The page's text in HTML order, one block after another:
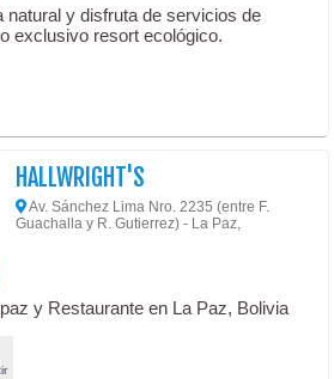
natural y disfruta de servicios de
exclusivo resort ecológico.
HALLWRIGHT'S
Av. Sánchez Lima Nro. 2235 (entre F.
Guachalla y R. Gutierrez) - La Paz,
y Restaurante en La Paz, Bolivia